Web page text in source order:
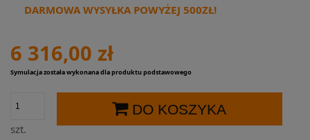
DARMOWA WYSYŁKA POWYŻEJ 500ZŁ!
6 316,00 zł
Symulacja została wykonana dla produktu podstawowego
szt.
DO KOSZYKA